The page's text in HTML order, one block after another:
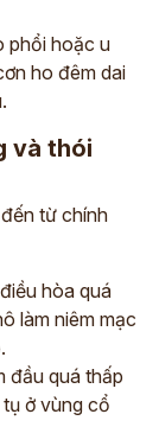
phổi hoặc u
ho đêm dai
và thói
từ chính
hòa quá
làm niêm mạc
đầu quá thấp
ở vùng cổ